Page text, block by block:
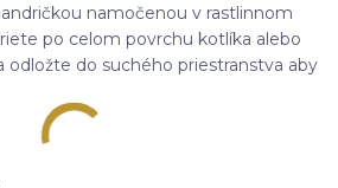
namočenou v rastlinnom
po celom povrchu kotlíka alebo
odložte do suchého priestranstva aby